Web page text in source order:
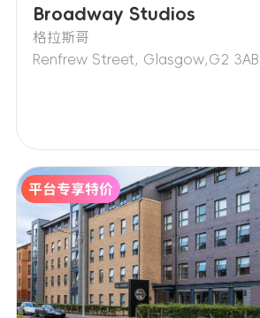
Broadway Studios
格拉斯哥
Renfrew Street, Glasgow,G2 3AB